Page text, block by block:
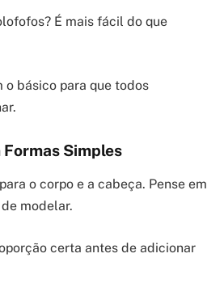
É mais fácil do que
o básico para que todos
Simples
o corpo e a cabeça. Pense em
modelar.
certa antes de adicionar